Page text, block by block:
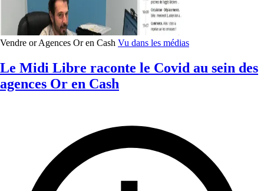
Vendre or Agences Or en Cash Vu dans les médias
Le Midi Libre raconte le Covid au sein des
agences Or en Cash